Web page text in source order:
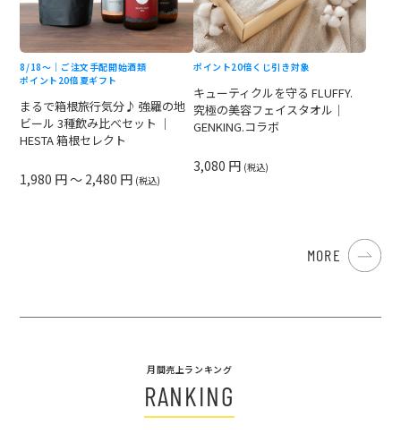
8/18〜｜ご注文手配開始酒類
ポイント20倍 夏ギフト
まるで箱根旅行気分♪ 強羅の地
ビール 3種飲み比べセット ｜
HESTA 箱根セレクト
1,980 円 ～ 2,480 円 (税込)
ポイント20倍 くじ引き対象
キューティクルを守る FLUFFY.
究極の美容フェイスタオル｜
GENKING.コラボ
3,080 円 (税込)
MORE
月間売上ランキング
RANKING